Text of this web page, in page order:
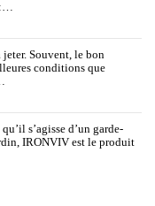
Souvent, le bon
conditions que
s’agisse d’un garde-
IRONVIV est le produit